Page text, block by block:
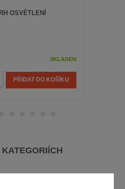
OSVĚTLENÍ
SKLADEM
PŘIDAT DO KOŠÍKU